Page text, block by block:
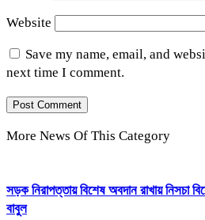
Website
Save my name, email, and
next time I comment.
More News Of This Category
সড়ক নিরাপত্তায় বিশেষ অবদান রাখায় নিসচা
বাবুল